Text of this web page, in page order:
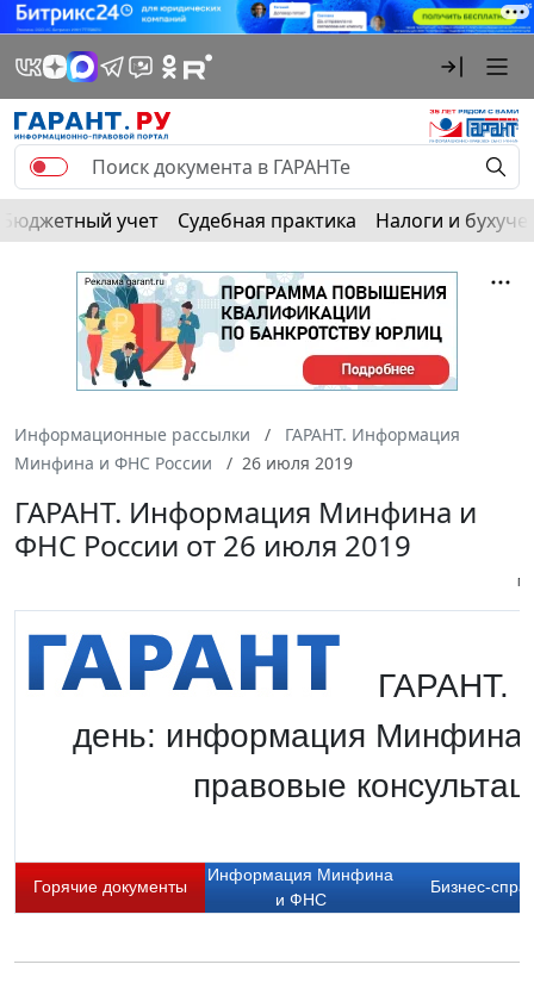
Бюджетный учет Судебная практика Налоги и
Информационные рассылки
ГАРАНТ. Информация
Минфина и ФНС России
26 июля 2019
ГАРАНТ. Информация Минфина и
ФНС России от 26 июля 2019
ГАРАНТ.
день: информация Минфина
правовые
Горячие документы
Информация Минфина
и ФНС
Бизнес-